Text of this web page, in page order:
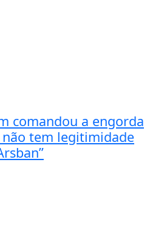
comandou a engorda
tem legitimidade